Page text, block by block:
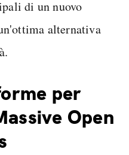
di un nuovo
alternativa
per
Open